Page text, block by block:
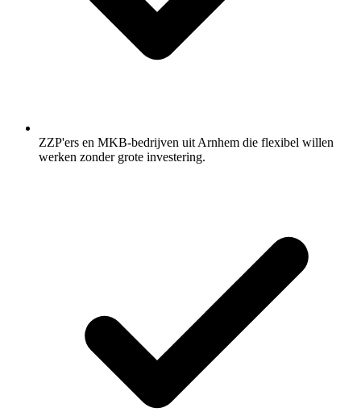
ZZP'ers en MKB-bedrijven uit Arnhem die flexibel willen
werken zonder grote investering.